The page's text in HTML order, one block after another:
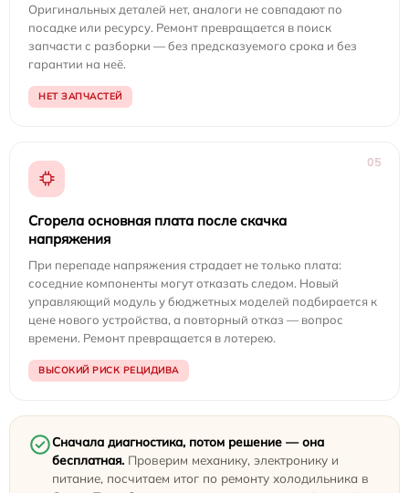
Оригинальных деталей нет, аналоги не совпадают по
посадке или ресурсу. Ремонт превращается в поиск
запчасти с разборки — без предсказуемого срока и без
гарантии на неё.
НЕТ ЗАПЧАСТЕЙ
05
Сгорела основная плата после скачка
напряжения
При перепаде напряжения страдает не только плата:
соседние компоненты могут отказать следом. Новый
управляющий модуль у бюджетных моделей подбирается к
цене нового устройства, а повторный отказ — вопрос
времени. Ремонт превращается в лотерею.
ВЫСОКИЙ РИСК РЕЦИДИВА
Сначала диагностика, потом решение — она
бесплатная. Проверим механику, электронику и
питание, посчитаем итог по ремонту холодильника в